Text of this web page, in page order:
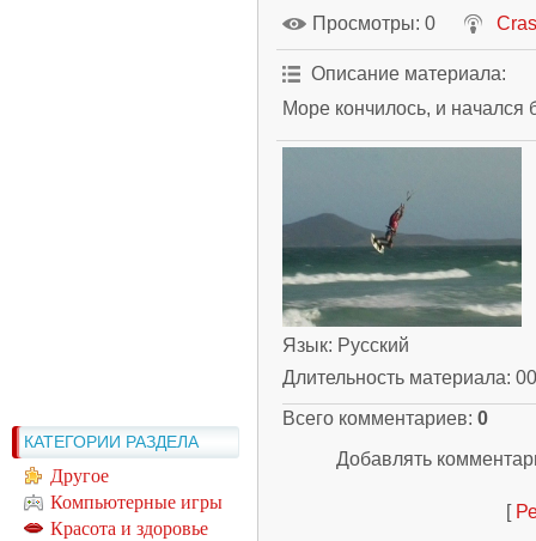
КАТЕГОРИИ РАЗДЕЛА
Другое
Компьютерные игры
Красота и здоровье
Просмотры: 0
Описание материала:
Море кончилось, и начался
Язык: Русский
Длительность материала:
Всего комментариев: 0
Добавлять
[